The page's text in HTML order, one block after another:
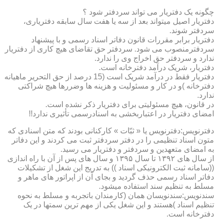
چگونه یک دفتریار می تواند سردفتر شود ؟
دفتریار اصیل میتواند بعد از سه یا هفت سال سابقه دفتریاری،
سردفتر شوند.
دفتریار برابر مقررات قانون دفاتر اسناد رسمی و با پیشنهاد
سردفترمنصوب می شود. سردفتر حق تقاضای هیچ کاری از دفتریار
ندارد و سردفتر حق اخراج وی را ندارد.
دفتریار، شریک درآمد دفترخانه است.
دفتریار فقط در درآمد شریک است (15 درصد از حق التحریر ماهیانه
دفترخانه )و در کار و مسئولیت و هزینه ها وضررها هیچ شراکتی
ندارد.
در قانون، هیچ مسئولیتی برای دفتریار ذکر نشده است.
امضای دفتریار در اعتباربخشی به اسنادرسمی تأثیری ندارد!!
دفترنویس:دفترنویس یا « ثبّات » کارکنانی بودند که متن اسنادی که
متون اسناد تنظیمی را در دفتر سردفتر ثبت می کردند و این دفاتر
به امضای متعهدین و سردفتر و دفتریار می رسید.
از سال های ۱۳۹۲ تا سال ۱۳۹۵ و سال های پس از آن با راه اندازی
((سامانه ثبت الکترونیکی اسناد )) به تدریج این شغل از تشکیلات
دفاتر اسناد رسمی حذف گردید و بجای آن از اپراتور های ماهر و
مسلط به تنظیم سند استفاده میشود.
سندنویس:سندنویسان همان (کارمندان باتجربه و مسلط به نحوه
تنظیم اسناد )هستند و این شغل یکی از مهم ترین سمتها در یک
دفترخانه است.